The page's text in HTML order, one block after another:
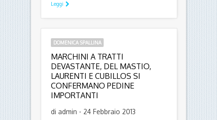
Leggi
DOMENICA SPALLINA
MARCHINI A TRATTI
DEVASTANTE, DEL MASTIO,
LAURENTI E CUBILLOS SI
CONFERMANO PEDINE
IMPORTANTI
di admin - 24 Febbraio 2013